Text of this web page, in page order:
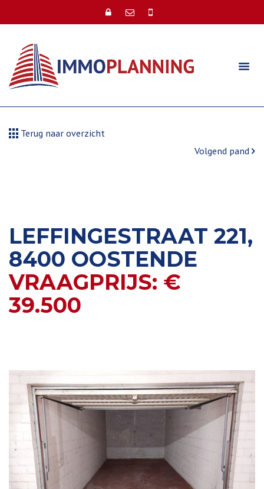
Terug naar overzicht
Volgend pand
LEFFINGESTRAAT 221,
8400 OOSTENDE
VRAAGPRIJS: €
39.500